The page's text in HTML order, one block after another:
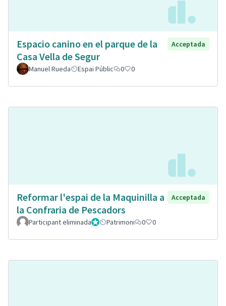
Espacio canino en el parque de la
Casa Vella de Segur
Acceptada
Manuel Rueda Espai Públic 0 0
Reformar l'espai de la Maquinilla a
la Confraria de Pescadors
Acceptada
Participant eliminadaAdministrador
Patrimoni 0 0